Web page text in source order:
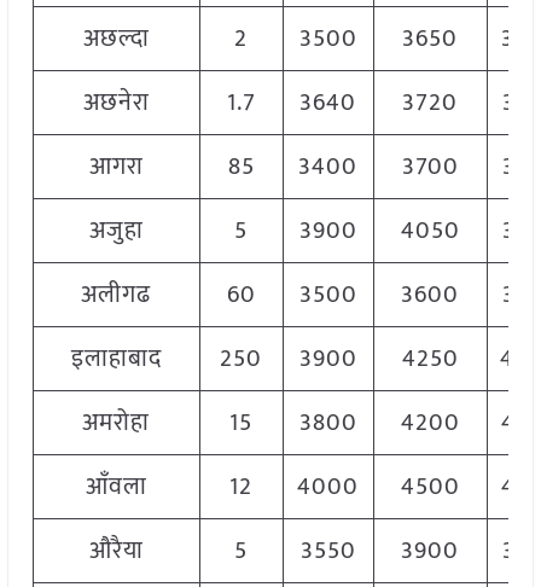
अछल्दा
2 3500 3650
अछनेरा
1.7 3640 3720
आगरा
85 3400 3700
अजुहा
5 3900 4050
अलीगढ
60 3500 3600
इलाहाबाद
250 3900 4250
अमरोहा
15 3800 4200
आँवला
12 4000 4500
औरैया
5 3550 3900